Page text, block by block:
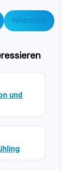
WhatsApp
und